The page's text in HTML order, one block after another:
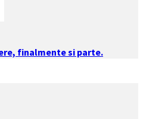
finalmente si parte.